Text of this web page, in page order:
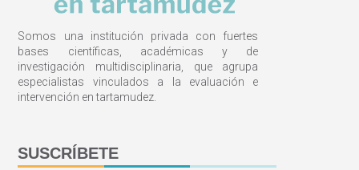
Somos una institución privada con fuertes
bases científicas, académicas y de
investigación multidisciplinaria, que agrupa
especialistas vinculados a la evaluación e
intervención en tartamudez.
SUSCRÍBETE